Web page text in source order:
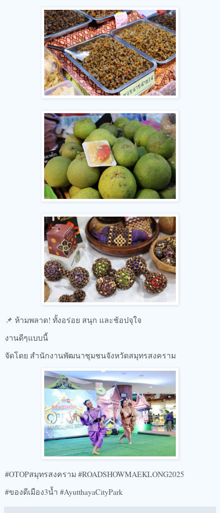
📌 ห้ามพลาด! ทั้งอร่อย สนุก และช้อปจุใจ
งานดีๆแบบนี้
จัดโดย สำนักงานพัฒนาชุมชนจังหวัดสมุทรสงคราม
#OTOPสมุทรสงคราม #ROADSHOWMAEKLONG2025
#ของดีเมือง3น้ำ #AyutthayaCityPark